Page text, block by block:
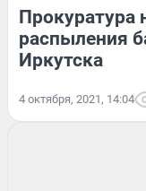
Прокуратура
распыления
Иркутска
4 октября, 2021, 14:04